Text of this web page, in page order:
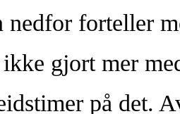
nedfor forteller
gjort mer
på det.